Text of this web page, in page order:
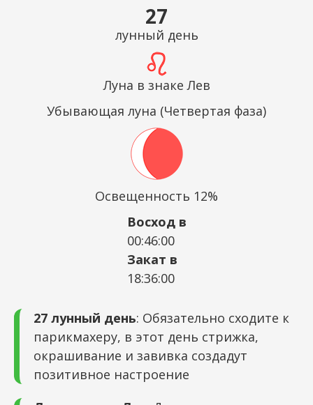
27
лунный день
Луна в знаке Лев
Убывающая луна (Четвертая фаза)
Освещенность 12%
Восход в
00:46:00
Закат в
18:36:00
27 лунный день: Обязательно сходите к
парикмахеру, в этот день стрижка,
окрашивание и завивка создадут
позитивное настроение